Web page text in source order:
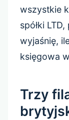
wszystkie
spółki
wyjaśnię,
księgowa
Trzy